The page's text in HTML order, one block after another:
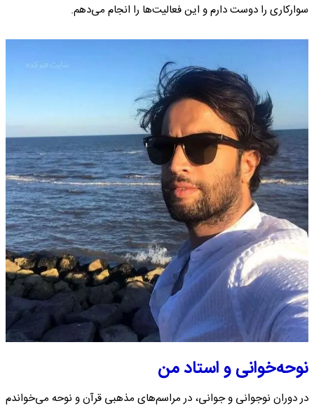
سوارکاری را دوست دارم و این فعالیت‌ها را انجام می‌دهم.
نوحه‌خوانی و استاد من
در دوران نوجوانی و جوانی، در مراسم‌های مذهبی قرآن و نوحه می‌خواندم